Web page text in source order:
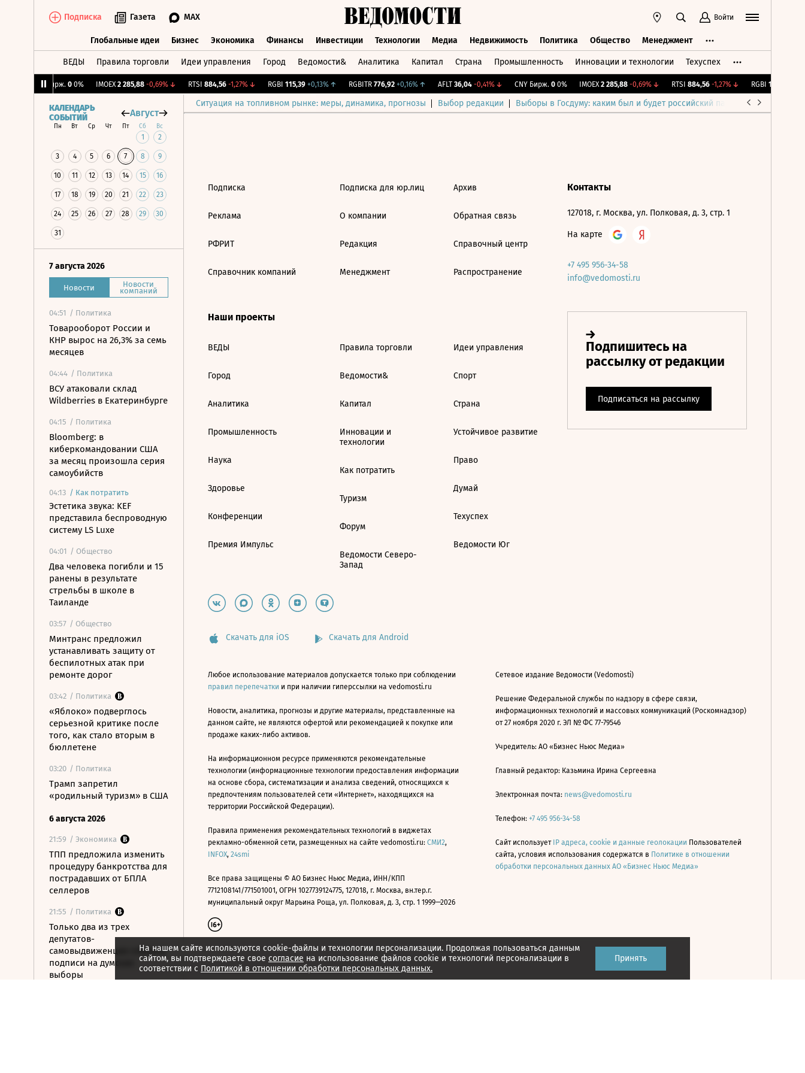
Подписка Газета MAX Войти
Глобальные идеи Бизнес Экономика Финансы Инвестиции Технологии Медиа Недвижимость Политика Общество Менеджмент
ВЕДЫ Правила торговли Идеи управления Город Ведомости& Аналитика Капитал Страна Промышленность Инновации и технологии Техуспех
CNY Бирж. 0 0% IMOEX 2 285,88 -0,69%↓ RTSI 884,56 -1,27%↓ RGBI 115,39 +0,13%↑ RGBITR 776,92 +0,16%↑ AFLT 36,04 -0,41%↓ CNY Бирж. 0 0% IMOEX 2 285,88 -0,69%↓ RTSI 884,56 -1,27%↓ RGBI 115,39
Ситуация на топливном рынке: меры, динамика, прогнозы Выбор редакции Выборы в Госдуму: каким был и будет российский парламент
КАЛЕНДАРЬ
СОБЫТИЙ
Август
Пн Вт Ср Чт Пт Сб Вс
1 2
3 4 5 6 7 8 9
10 11 12 13 14 15 16
17 18 19 20 21 22 23
24 25 26 27 28 29 30
31
7 августа 2026
Новости Новости
компаний
04:51 / Политика
Товарооборот России и
КНР вырос на 26,3% за семь
месяцев
04:44 / Политика
ВСУ атаковали склад
Wildberries в Екатеринбурге
04:15 / Политика
Bloomberg: в
киберкомандовании США
за месяц произошла серия
самоубийств
04:13 / Как потратить
Эстетика звука: KEF
представила беспроводную
систему LS Luxe
04:01 / Общество
Два человека погибли и 15
ранены в результате
стрельбы в школе в
Таиланде
03:57 / Общество
Минтранс предложил
устанавливать защиту от
беспилотных атак при
ремонте дорог
03:42 / Политика
«Яблоко» подверглось
серьезной критике после
того, как стало вторым в
бюллетене
03:20 / Политика
Трамп запретил
«родильный туризм» в США
6 августа 2026
21:59 / Экономика
ТПП предложила изменить
процедуру банкротства для
пострадавших от БПЛА
селлеров
21:55 / Политика
Только два из трех
депутатов-
самовыдвиженцев собрали
подписи на думские
выборы
На нашем сайте используются cookie-файлы и технологии персонализации. Продолжая пользоваться данным
сайтом, вы подтверждаете свое согласие на использование файлов cookie и технологий персонализации в
соответствии с Политикой в отношении обработки персональных данных.
Принять
Подписка
Реклама
РФРИТ
Справочник компаний
Подписка для юр.лиц
О компании
Редакция
Менеджмент
Архив
Обратная связь
Справочный центр
Распространение
Наши проекты
ВЕДЫ
Город
Аналитика
Промышленность
Наука
Здоровье
Конференции
Премия Импульс
Правила торговли
Ведомости&
Капитал
Инновации и
технологии
Как потратить
Туризм
Форум
Ведомости Северо-
Запад
Идеи управления
Спорт
Страна
Устойчивое развитие
Право
Думай
Техуспех
Ведомости Юг
Контакты
127018, г. Москва, ул. Полковая, д. 3, стр. 1
На карте
+7 495 956-34-58
info@vedomosti.ru
Скачать для iOS Скачать для Android
Любое использование материалов допускается только при соблюдении
правил перепечатки и при наличии гиперссылки на vedomosti.ru
Новости, аналитика, прогнозы и другие материалы, представленные на
данном сайте, не являются офертой или рекомендацией к покупке или
продаже каких-либо активов.
На информационном ресурсе применяются рекомендательные
технологии (информационные технологии предоставления информации
на основе сбора, систематизации и анализа сведений, относящихся к
предпочтениям пользователей сети «Интернет», находящихся на
территории Российской Федерации).
Правила применения рекомендательных технологий в виджетах
рекламно-обменной сети, размещенных на сайте vedomosti.ru: СМИ2,
INFOX, 24smi
Все права защищены © АО Бизнес Ньюс Медиа, ИНН/КПП
7712108141/771501001, ОГРН 1027739124775, 127018, г. Москва, вн.тер.г.
муниципальный округ Марьина Роща, ул. Полковая, д. 3, стр. 1 1999—2026
Сетевое издание Ведомости (Vedomosti)
Решение Федеральной службы по надзору в сфере связи,
информационных технологий и массовых коммуникаций (Роскомнадзор)
от 27 ноября 2020 г. ЭЛ № ФС 77-79546
Учредитель: АО «Бизнес Ньюс Медиа»
Главный редактор: Казьмина Ирина Сергеевна
Электронная почта: news@vedomosti.ru
Телефон: +7 495 956-34-58
Сайт использует IP адреса, cookie и данные геолокации Пользователей
сайта, условия использования содержатся в Политике в отношении
обработки персональных данных АО «Бизнес Ньюс Медиа»